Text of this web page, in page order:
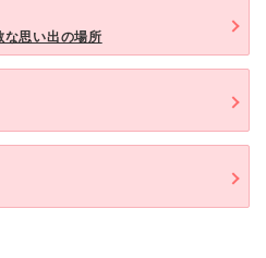
な思い出の場所